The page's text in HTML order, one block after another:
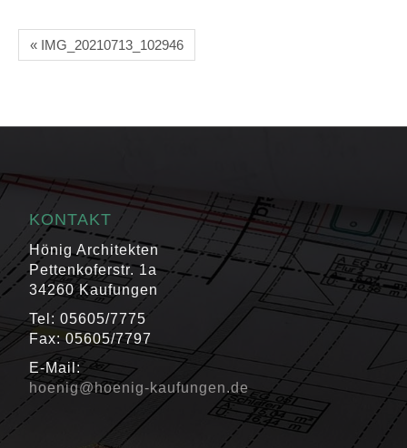
« IMG_20210713_102946
KONTAKT
Hönig Architekten
Pettenkoferstr. 1a
34260 Kaufungen
Tel: 05605/7775
Fax: 05605/7797
E-Mail:
hoenig@hoenig-kaufungen.de